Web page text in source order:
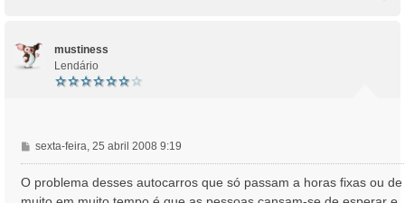
mustiness
Lendário
M
e
s
sexta-feira, 25 abril 2008 9:19
O problema desses autocarros que só passam a horas fixas ou de